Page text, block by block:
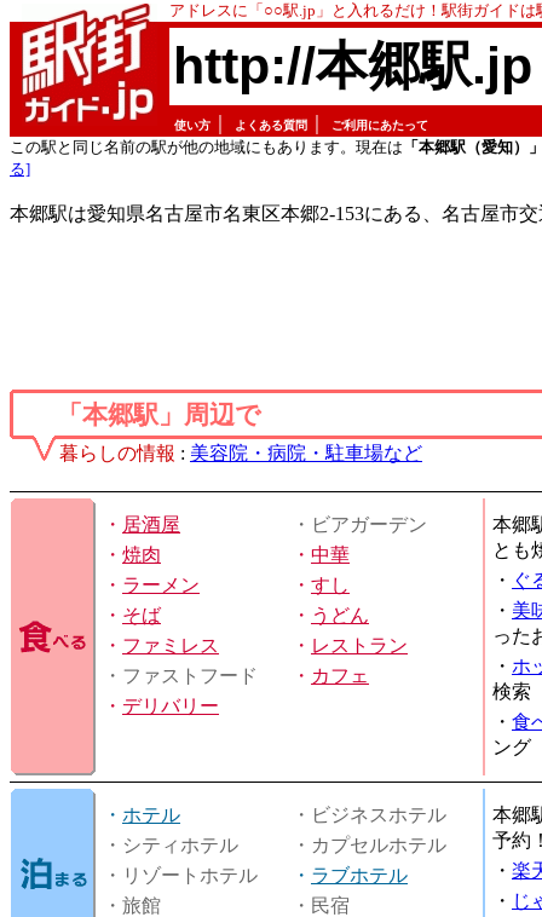
アドレスに「○○駅.jp」と入れるだけ！駅街ガイド
http://本郷駅.jp
使い方 よくある質問 ご利用にあたって
この駅と同じ名前の駅が他の地域にもあります。現在は 「本郷駅（愛知）
る]
本郷駅は愛知県名古屋市名東区本郷2-153にある、名古屋市
「本郷駅」周辺で
暮らしの情報 : 美容院・病院・駐車場など
・ 居酒屋
・ビアガーデン
・ 焼肉 ・ 中華
・ ラーメン ・ すし
・ そば ・ うどん
・ ファミレス ・ レストラン
・ファストフード
・ カフェ
・ デリバリー
本郷
とも
・ ぐ
・ 美
った
・ ホ
検索
・ 食
ング
・ ホテル
・ビジネスホテル
・シティホテル
・カプセルホテル
・リゾートホテル
・ ラブホテル
・旅館
・民宿
本郷
予約
・ 楽
・ じ